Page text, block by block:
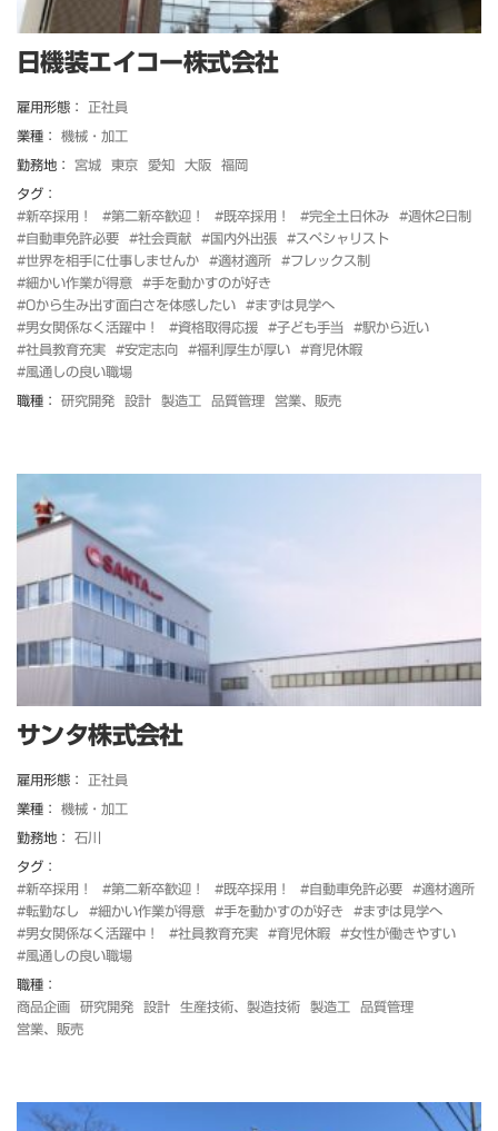
日機装エイコー株式会社
雇用形態： 正社員
業種： 機械・加工
勤務地： 宮城 東京 愛知 大阪 福岡
タグ：
#新卒採用！
#第二新卒歓迎！ #既卒採用！ #完全土日休み
#週休2日制
#自動車免許必要
#社会貢献 #国内外出張
#スペシャリスト
#世界を相手に仕事しませんか
#適材適所
#フレックス制
#細かい作業が得意
#手を動かすのが好き
#0から生み出す面白さを体感したい
#まずは見学へ
#男女関係なく活躍中！
#資格取得応援 #子ども手当
#駅から近い
#社員教育充実
#安定志向 #福利厚生が厚い
#育児休暇
#風通しの良い職場
職種： 研究開発 設計 製造工 品質管理 営業、販売
サンタ株式会社
雇用形態： 正社員
業種： 機械・加工
勤務地： 石川
タグ：
#新卒採用！
#第二新卒歓迎！ #既卒採用！ #自動車免許必要
#適材適所
#転勤なし
#細かい作業が得意 #手を動かすのが好き
#まずは見学へ
#男女関係なく活躍中！
#社員教育充実 #育児休暇
#女性が働きやすい
#風通しの良い職場
職種：
商品企画
研究開発 設計 生産技術、製造技術 製造工
品質管理
営業、販売